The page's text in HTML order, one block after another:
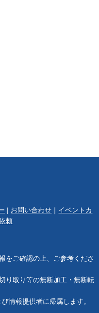
お問い合わせ
イベントカ
頼
をご確認の上、ご参考くださ
り取り等の無断加工・無断転
情報提供者に帰属します。